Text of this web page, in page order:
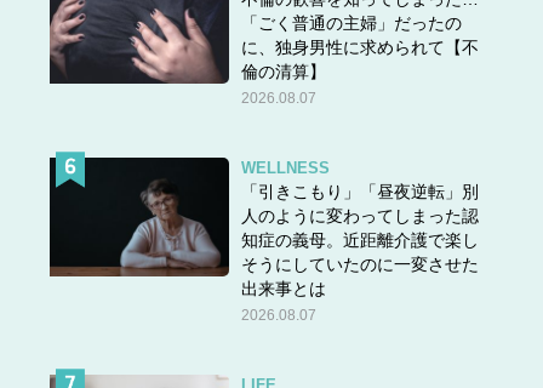
「ごく普通の主婦」だったの
に、独身男性に求められて【不
倫の清算】
2026.08.07
WELLNESS
「引きこもり」「昼夜逆転」別
人のように変わってしまった認
知症の義母。近距離介護で楽し
そうにしていたのに一変させた
出来事とは
2026.08.07